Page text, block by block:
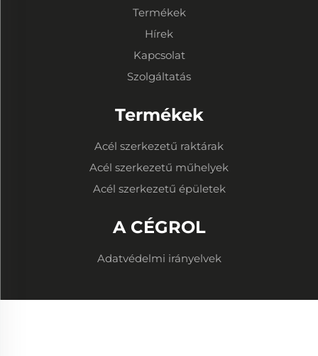
Termékek
Hírek
Kapcsolat
Szolgáltatás
Termékek
Acél szerkezetű raktárak
Acél szerkezetű műhelyek
Acél szerkezetű épületek
A CÉGROL
Adatvédelmi irányelvek